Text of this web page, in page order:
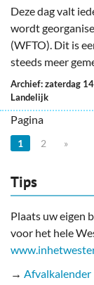
Deze dag valt
wordt
(WFTO). Dit is
steeds meer
Archief: zaterdag
Landelijk
Pagina
1 2 »
Tips
Plaats uw eigen
voor het hele
→ Afvalkalender